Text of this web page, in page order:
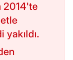
2014'te